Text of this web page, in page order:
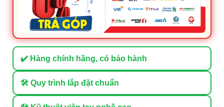
✔️ Hàng chính hãng, có bảo hành
🛠 Quy trình lắp đặt chuẩn